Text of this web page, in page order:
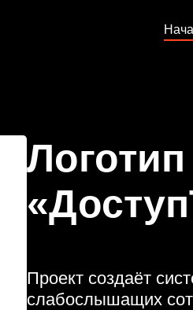
Проект создаёт
слабослышащих